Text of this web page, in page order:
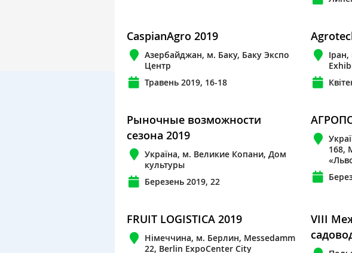
CaspianAgro 2019
Азербайджан, м. Баку, Баку Экспо
Центр
Травень 2019, 16-18
Рыночные возможности
сезона 2019
Україна, м. Великие Копани, Дом
культуры
Березень 2019, 22
168,
FRUIT LOGISTICA 2019
Німеччина, м. Берлин, Messedamm
22, Berlin ExpoCenter City
VIII